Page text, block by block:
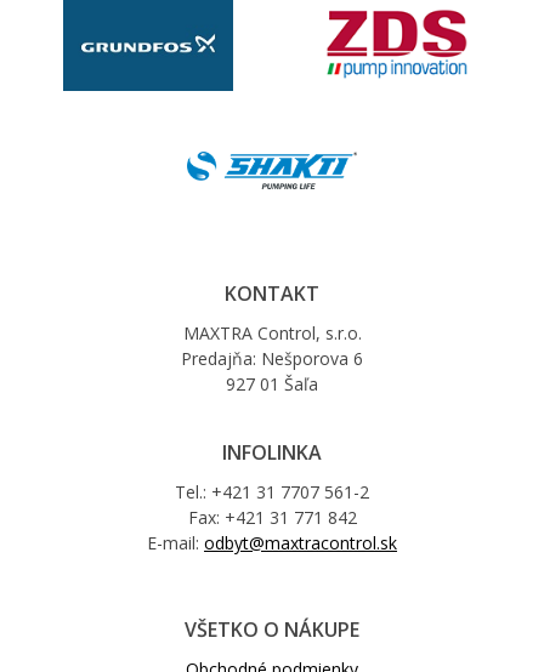
KONTAKT
MAXTRA Control, s.r.o.
Predajňa: Nešporova 6
927 01 Šaľa
INFOLINKA
Tel.: +421 31 7707 561-2
Fax: +421 31 771 842
E-mail: odbyt@maxtracontrol.sk
VŠETKO O NÁKUPE